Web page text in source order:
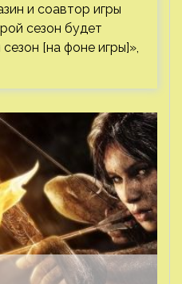
и соавтор игры
сезон будет
[на фоне игры]»,